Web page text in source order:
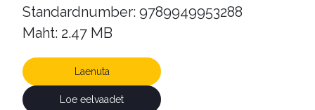
Standardnumber: 9789949953288
Maht: 2.47 MB
Laenuta
Loe eelvaadet